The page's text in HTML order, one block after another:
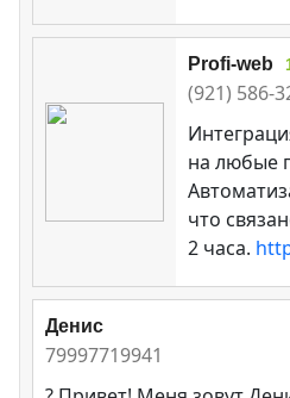
Profi-web
(921) 586-
на любые
что
2 часа.
Денис
79997719941